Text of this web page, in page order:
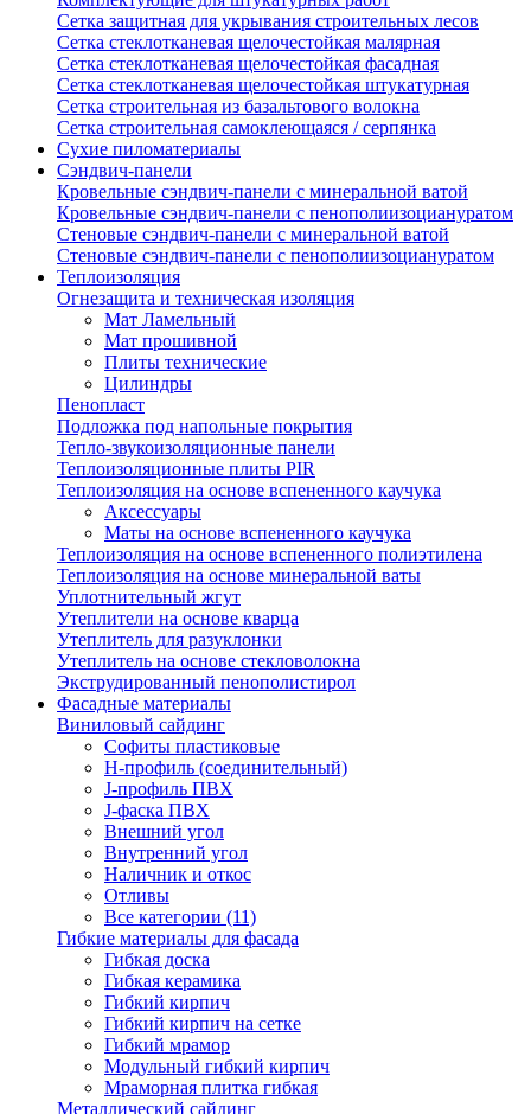
Сетка защитная для укрывания строительных лесов
Сетка стеклотканевая щелочестойкая малярная
Сетка стеклотканевая щелочестойкая фасадная
Сетка стеклотканевая щелочестойкая штукатурная
Сетка строительная из базальтового волокна
Сетка строительная самоклеющаяся / серпянка
Сухие пиломатериалы
Сэндвич-панели
Кровельные сэндвич-панели с минеральной ватой
Кровельные сэндвич-панели с пенополиизоциануратом
Стеновые сэндвич-панели с минеральной ватой
Стеновые сэндвич-панели с пенополиизоциануратом
Теплоизоляция
Огнезащита и техническая изоляция
Мат Ламельный
Мат прошивной
Плиты технические
Цилиндры
Пенопласт
Подложка под напольные покрытия
Тепло-звукоизоляционные панели
Теплоизоляционные плиты PIR
Теплоизоляция на основе вспененного каучука
Аксессуары
Маты на основе вспененного каучука
Теплоизоляция на основе вспененного полиэтилена
Теплоизоляция на основе минеральной ваты
Уплотнительный жгут
Утеплители на основе кварца
Утеплитель для разуклонки
Утеплитель на основе стекловолокна
Экструдированный пенополистирол
Фасадные материалы
Виниловый сайдинг
Cофиты пластиковые
H-профиль (соединительный)
J-профиль ПВХ
J-фаска ПВХ
Внешний угол
Внутренний угол
Наличник и откос
Отливы
Все категории (11)
Гибкие материалы для фасада
Гибкая доска
Гибкая керамика
Гибкий кирпич
Гибкий кирпич на сетке
Гибкий мрамор
Модульный гибкий кирпич
Мраморная плитка гибкая
Металлический сайдинг